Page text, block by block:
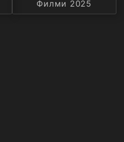
Превод Актьор
Филми 2025